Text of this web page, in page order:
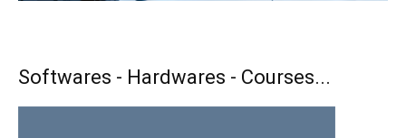
Softwares - Hardwares - Courses...